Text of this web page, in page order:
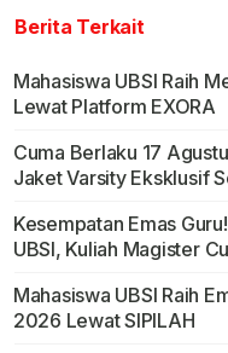
Berita Terkait
Mahasiswa UBSI Raih
Lewat Platform EXORA
Cuma Berlaku 17
Jaket Varsity Eksklusif
Kesempatan Emas
UBSI, Kuliah Magister
Mahasiswa UBSI Raih
2026 Lewat SIPILAH